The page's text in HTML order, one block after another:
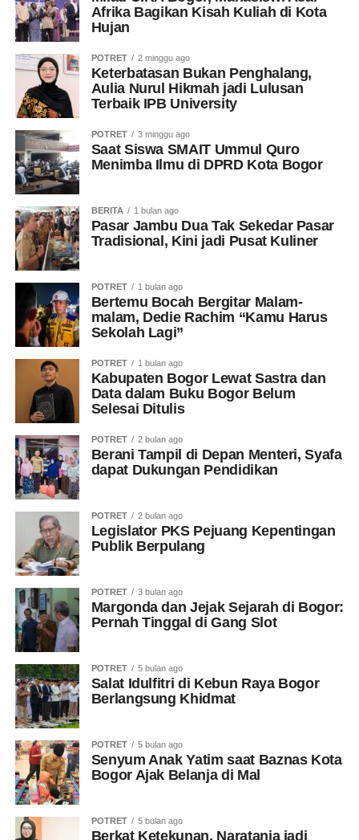
Afrika Bagikan Kisah Kuliah di Kota
Hujan
POTRET 2 minggu ago
Keterbatasan Bukan Penghalang,
Aulia Nurul Hikmah jadi Lulusan
Terbaik IPB University
POTRET 3 minggu ago
Saat Siswa SMAIT Ummul Quro
Menimba Ilmu di DPRD Kota Bogor
BERITA 1 bulan ago
Pasar Jambu Dua Tak Sekedar Pasar
Tradisional, Kini jadi Pusat Kuliner
POTRET 1 bulan ago
Bertemu Bocah Bergitar Malam-
malam, Dedie Rachim “Kamu Harus
Sekolah Lagi”
POTRET 1 bulan ago
Kabupaten Bogor Lewat Sastra dan
Data dalam Buku Bogor Belum
Selesai Ditulis
POTRET 2 bulan ago
Berani Tampil di Depan Menteri, Syafa
dapat Dukungan Pendidikan
POTRET 2 bulan ago
Legislator PKS Pejuang Kepentingan
Publik Berpulang
POTRET 3 bulan ago
Margonda dan Jejak Sejarah di Bogor:
Pernah Tinggal di Gang Slot
POTRET 5 bulan ago
Salat Idulfitri di Kebun Raya Bogor
Berlangsung Khidmat
POTRET 5 bulan ago
Senyum Anak Yatim saat Baznas Kota
Bogor Ajak Belanja di Mal
POTRET 5 bulan ago
Berkat Ketekunan, Naratania jadi